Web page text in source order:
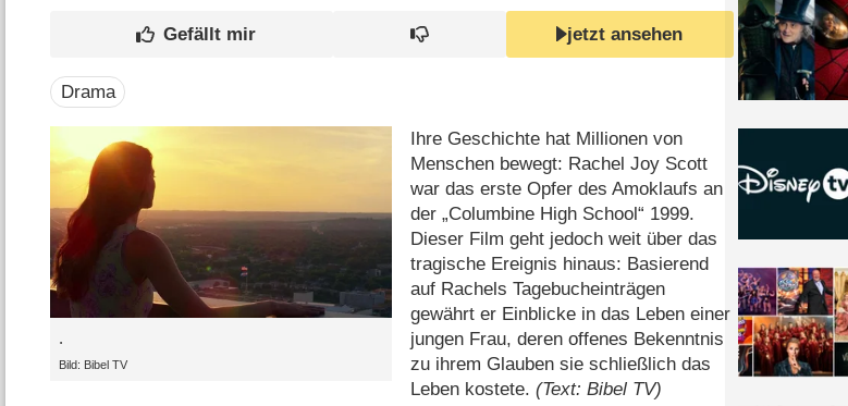
jetzt ansehen
Drama
.
Bild: Bibel TV
Ihre Geschichte hat Millionen von
Menschen bewegt: Rachel Joy Scott
war das erste Opfer des Amoklaufs an
der „Columbine High School“ 1999.
Dieser Film geht jedoch weit über das
tragische Ereignis hinaus: Basierend
auf Rachels Tagebucheinträgen
gewährt er Einblicke in das Leben einer
jungen Frau, deren offenes Bekenntnis
zu ihrem Glauben sie schließlich das
Leben kostete.(Text: Bibel TV)